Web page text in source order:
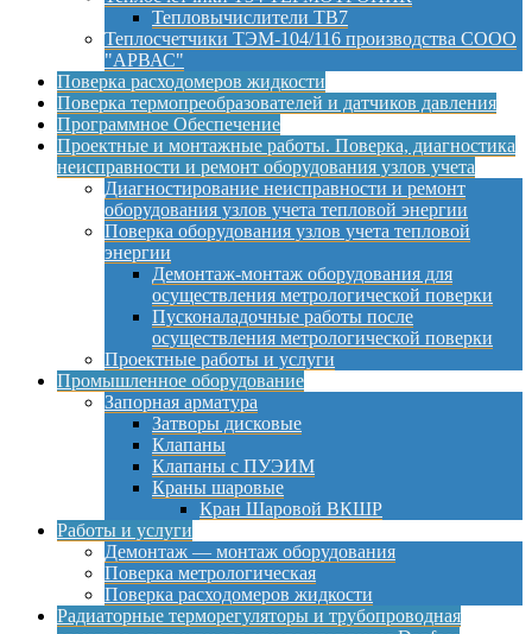
Тепловычислители ТВ7
Теплосчетчики ТЭМ-104/116 производства СООО
"АРВАС"
Поверка расходомеров жидкости
Поверка термопреобразователей и датчиков давления
Программное Обеспечение
Проектные и монтажные работы. Поверка, диагностика
неисправности и ремонт оборудования узлов учета
Диагностирование неисправности и ремонт
оборудования узлов учета тепловой энергии
Поверка оборудования узлов учета тепловой
энергии
Демонтаж-монтаж оборудования для
осуществления метрологической поверки
Пусконаладочные работы после
осуществления метрологической поверки
Проектные работы и услуги
Промышленное оборудование
Запорная арматура
Затворы дисковые
Клапаны
Клапаны с ПУЭИМ
Краны шаровые
Кран Шаровой ВКШР
Работы и услуги
Демонтаж — монтаж оборудования
Поверка метрологическая
Поверка расходомеров жидкости
Радиаторные терморегуляторы и трубопроводная